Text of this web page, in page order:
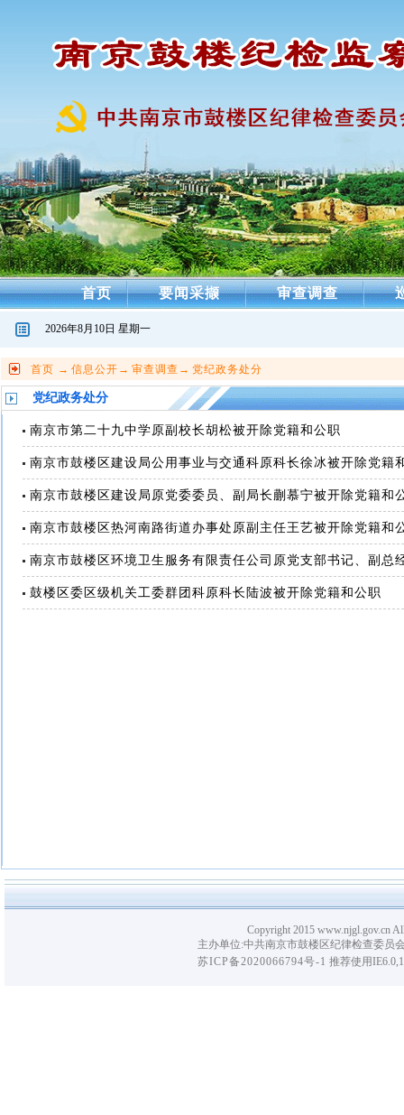
首页 要闻采撷 审查调查
2026年8月10日 星期一
首页 → 信息公开 → 审查调查 → 党纪政务处分
党纪政务处分
南京市第二十九中学原副校长胡松被开除党籍和公职
南京市鼓楼区建设局公用事业与交通科原科长徐冰被开除党籍
南京市鼓楼区建设局原党委委员、副局长蒯慕宁被开除党籍和
南京市鼓楼区热河南路街道办事处原副主任王艺被开除党籍和
南京市鼓楼区环境卫生服务有限责任公司原党支部书记、副总
鼓楼区委区级机关工委群团科原科长陆波被开除党籍和公职
Copyright 2015 www.njgl.gov.cn
主办单位:中共南京市鼓楼区纪律检查委员
苏ICP备2020066794号-1 推荐使用